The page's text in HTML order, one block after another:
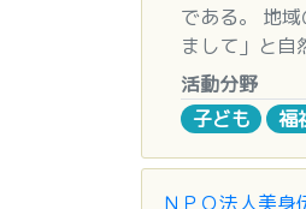
である。 地
まして」と自
援者登録数は
活動分野
子ども
福
ＮＰＯ法人美身